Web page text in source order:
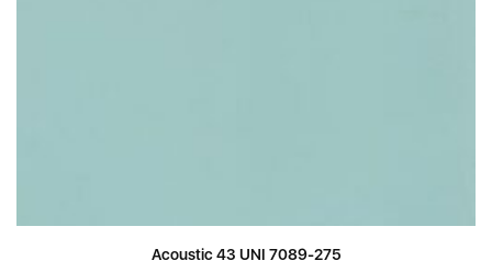
Acoustic 43 UNI 7089-275